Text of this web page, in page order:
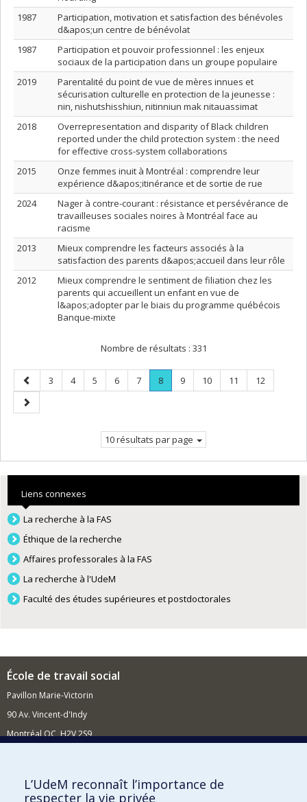
1987
Participation, motivation et satisfaction des bénévoles
d&apos;un centre de bénévolat
1987
Participation et pouvoir professionnel : les enjeux
sociaux de la participation dans un groupe populaire
2019
Parentalité du point de vue de mères innues et
sécurisation culturelle en protection de la jeunesse :
nin, nishutshisshiun, nitinniun mak nitauassimat
2018
Overrepresentation and disparity of Black children
reported under the child protection system : the need
for effective cross-system collaborations
2015
Onze femmes inuit à Montréal : comprendre leur
expérience d&apos;itinérance et de sortie de rue
2024
Nager à contre-courant : résistance et persévérance de
travailleuses sociales noires à Montréal face au
racisme
2013
Mieux comprendre les facteurs associés à la
satisfaction des parents d&apos;accueil dans leur rôle
2012
Mieux comprendre le sentiment de filiation chez les
parents qui accueillent un enfant en vue de
l&apos;adopter par le biais du programme québécois
Banque-mixte
Nombre de résultats : 331
Page
précédente
Page
3 Page
4 Page
5 Page
6 Page
7 Page
8.
Page
Page
9 Page
10 Page
11 Page
12
Page
suivante
10 résultats par page
Liens connexes
La recherche à la FAS
Éthique de la recherche
Affaires professorales à la FAS
La recherche à l'UdeM
Faculté des études supérieures et postdoctorales
École de travail social
Pavillon Marie-Victorin
90 Av. Vincent-d'Indy
Montréal QC H2V 2S9
Comment soutenir l'École?
L’UdeM reconnaît l’importance de
respecter la vie privée